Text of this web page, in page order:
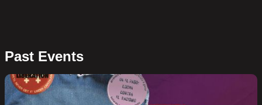
Past Events